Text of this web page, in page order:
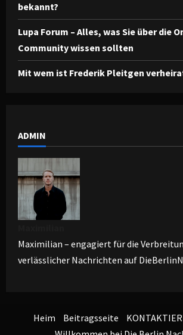
bekannt?
Lupa Forum – Alles, was Sie über die
Community wissen sollten
Mit wem ist Frederik Pleitgen
ADMIN
Maximilian – engagiert für die
verlässlicher Nachrichten auf
Heim Beitragsseite